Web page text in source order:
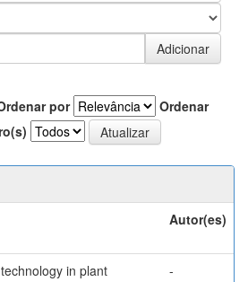
por
Ordenar
Autor(es)
in plant
-